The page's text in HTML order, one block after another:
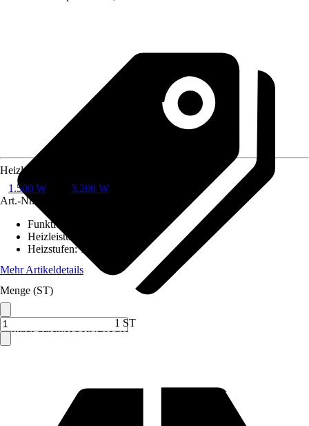
Verkauf durch:HORNBACH
Heizleistung
1.500 W
3.200 W
Art.-Nr.
Funktionen
Heizleistung
Heizstufen:1-stufig
Mehr Artikeldetails
Menge (ST)
1 ST